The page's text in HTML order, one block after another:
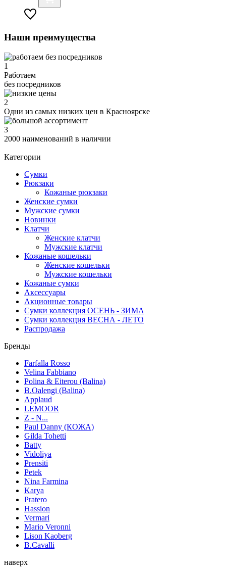
Наши преимущества
1
Работаем
без посредников
2
Одни из самых низких цен в Красноярске
3
2000 наименований в наличии
Категории
Сумки
Рюкзаки
Кожаные рюкзаки
Женские сумки
Мужские сумки
Новинки
Клатчи
Женские клатчи
Мужские клатчи
Кожаные кошельки
Женские кошельки
Мужские кошельки
Кожаные сумки
Аксессуары
Акционные товары
Сумки коллекция ОСЕНЬ - ЗИМА
Сумки коллекция ВЕСНА - ЛЕТО
Распродажа
Бренды
Farfalla Rosso
Velina Fabbiano
Polina & Eiterou (Balina)
B.Oalengi (Balina)
Applaud
LEMOOR
Z - N...
Paul Danny (КОЖА)
Gilda Tohetti
Batty
Vidoliya
Prensiti
Petek
Nina Farmina
Karya
Pratero
Hassion
Vermari
Mario Veronni
Lison Kaoberg
B.Cavalli
наверх